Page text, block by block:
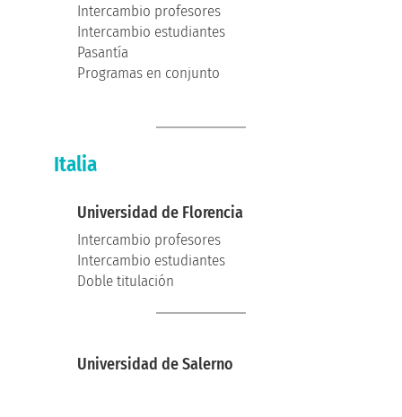
Intercambio profesores
Intercambio estudiantes
Pasantía
Programas en conjunto
Italia
Universidad de Florencia
Intercambio profesores
Intercambio estudiantes
Doble titulación
Universidad de Salerno